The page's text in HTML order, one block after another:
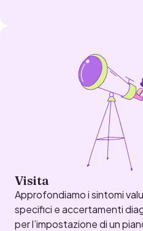
Visita
Approfondiamo i sintomi
specifici e accertamenti
per l’impostazione di un